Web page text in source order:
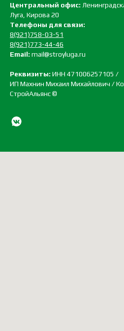
Центральный офис:
Луга, Кирова 20
Телефоны для связи:
8(921)758-03-51
8(921)773-44-46
Email: mail@stroyluga.ru
Реквизиты: ИНН 471006257105 /
ИП Махнин Михаил Михайлович /
СтройАльянс ©